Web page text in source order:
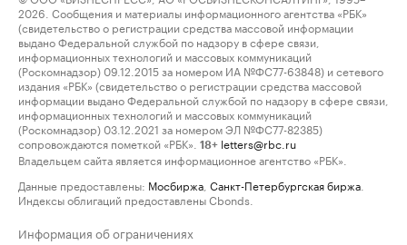
2026. Сообщения и материалы информационного агентства «РБК»
(свидетельство о регистрации средства массовой информации
выдано Федеральной службой по надзору в сфере связи,
информационных технологий и массовых коммуникаций
(Роскомнадзор) 09.12.2015 за номером ИА №ФС77-63848) и сетевого
издания «РБК» (свидетельство о регистрации средства массовой
информации выдано Федеральной службой по надзору в сфере связи,
информационных технологий и массовых коммуникаций
(Роскомнадзор) 03.12.2021 за номером ЭЛ №ФС77-82385)
сопровождаются пометкой «РБК».
18+ letters@rbc.ru
Владельцем сайта является информационное агентство «РБК».
Данные предоставлены: Мосбиржа Санкт-Петербургская биржа
Индексы облигаций предоставлены Cbonds.
Информация об ограничениях